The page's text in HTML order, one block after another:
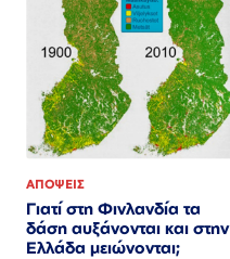
ΑΠΟΨΕΙΣ
Γιατί στη Φινλανδία τα
δάση αυξάνονται και στην
Ελλάδα μειώνονται;